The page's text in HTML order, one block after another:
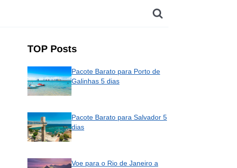
TOP Posts
Pacote Barato para Porto de
Galinhas 5 dias
Pacote Barato para Salvador 5
dias
Voe para o Rio de Janeiro a